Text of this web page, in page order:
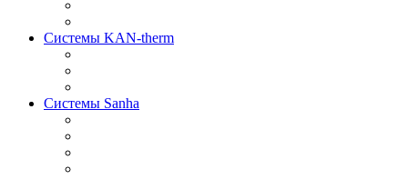
Системы KAN-therm
Системы Sanha